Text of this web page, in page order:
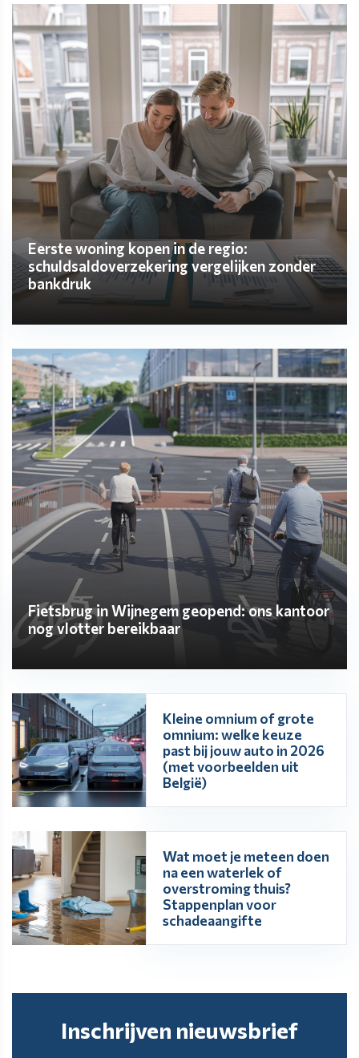
Eerste woning kopen in de regio:
schuldsaldoverzekering vergelijken zonder
bankdruk
Fietsbrug in Wijnegem geopend: ons kantoor
nog vlotter bereikbaar
Kleine omnium of grote
omnium: welke keuze
past bij jouw auto in 2026
(met voorbeelden uit
België)
Wat moet je meteen doen
na een waterlek of
overstroming thuis?
Stappenplan voor
schadeaangifte
Inschrijven nieuwsbrief